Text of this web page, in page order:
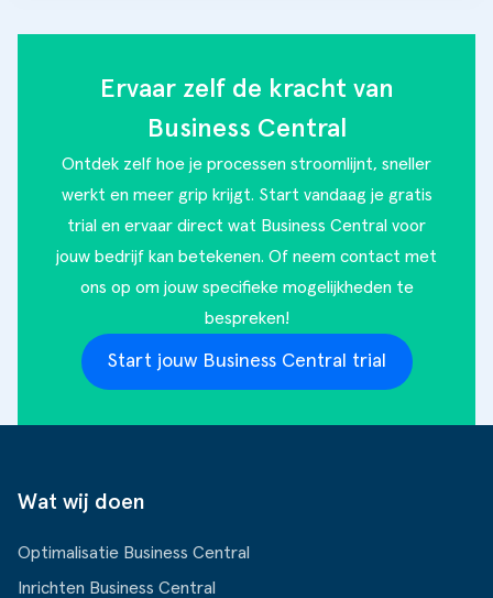
Ervaar zelf de kracht van
Business Central
Ontdek zelf hoe je processen stroomlijnt, sneller
werkt en meer grip krijgt. Start vandaag je gratis
trial en ervaar direct wat Business Central voor
jouw bedrijf kan betekenen. Of neem contact met
ons op om jouw specifieke mogelijkheden te
bespreken!
Start jouw Business Central trial
Wat wij doen
Optimalisatie Business Central
Inrichten Business Central